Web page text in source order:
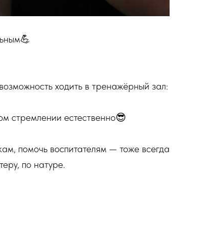
ходить в тренажёрный зал:
стремлении естественно😎
помочь воспитателям — тоже всегда
по натуре.